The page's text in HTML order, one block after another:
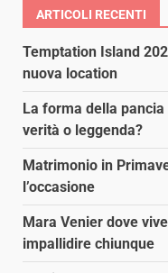
articoli
ARTICOLI RECENTI
Temptation Island
nuova location
La forma della
verità o leggenda?
Matrimonio in
l’occasione
Mara Venier dove
impallidire chiunque